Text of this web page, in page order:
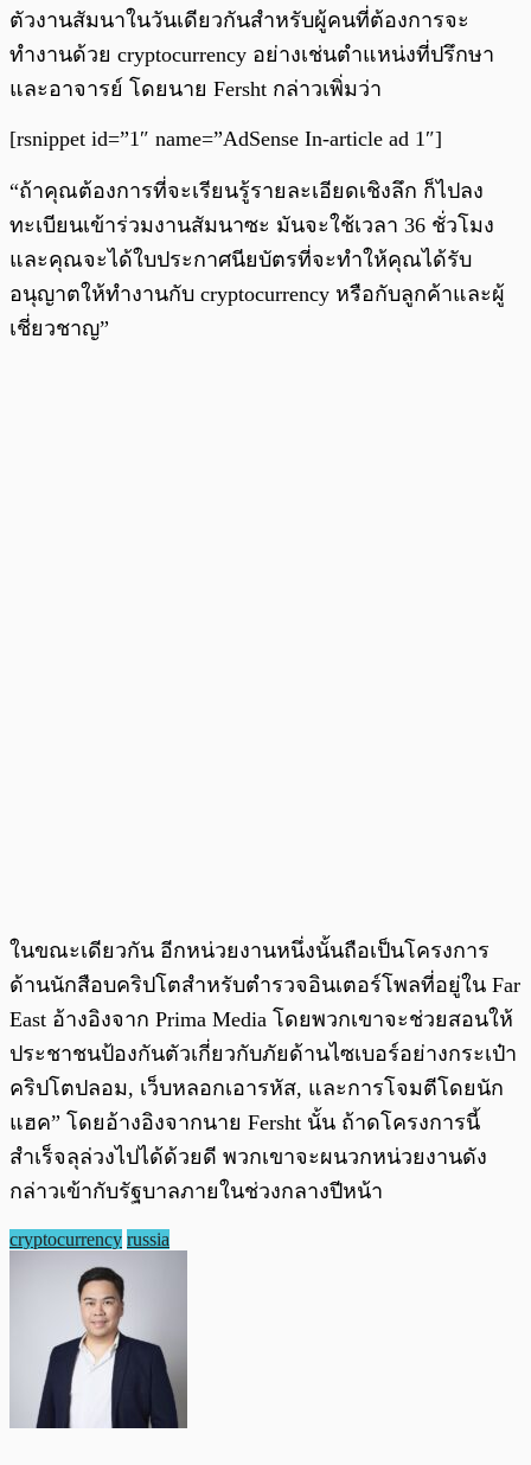
ตัวงานสัมนาในวันเดียวกันสำหรับผู้คนที่ต้องการจะ
ทำงานด้วย cryptocurrency อย่างเช่นตำแหน่งที่ปรึกษา
และอาจารย์ โดยนาย Fersht กล่าวเพิ่มว่า
[rsnippet id=”1″ name=”AdSense In-article ad 1″]
“ถ้าคุณต้องการที่จะเรียนรู้รายละเอียดเชิงลึก ก็ไปลง
ทะเบียนเข้าร่วมงานสัมนาซะ มันจะใช้เวลา 36 ชั่วโมง
และคุณจะได้ใบประกาศนียบัตรที่จะทำให้คุณได้รับ
อนุญาตให้ทำงานกับ cryptocurrency หรือกับลูกค้าและผู้
เชี่ยวชาญ”
ในขณะเดียวกัน อีกหน่วยงานหนึ่งนั้นถือเป็นโครงการ
ด้านนักสือบคริปโตสำหรับตำรวจอินเตอร์โพลที่อยู่ใน Far
East อ้างอิงจาก Prima Media โดยพวกเขาจะช่วยสอนให้
ประชาชนป้องกันตัวเกี่ยวกับภัยด้านไซเบอร์อย่างกระเป๋า
คริปโตปลอม, เว็บหลอกเอารหัส, และการโจมตีโดยนัก
แฮค” โดยอ้างอิงจากนาย Fersht นั้น ถ้าดโครงการนี้
สำเร็จลุล่วงไปได้ด้วยดี พวกเขาจะผนวกหน่วยงานดัง
กล่าวเข้ากับรัฐบาลภายในช่วงกลางปีหน้า
cryptocurrency russia